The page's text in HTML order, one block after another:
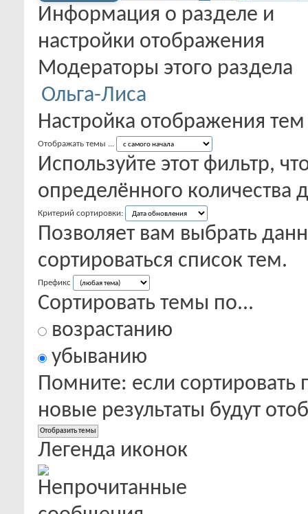
Информация о разделе и
настройки отображения
Модераторы этого раздела
Ольга-Лиса
Настройка отображения тем
Отображать темы ...
Используйте этот фильтр,
определённого количества
Критерий сортировки:
Позволяет вам выбрать
сортироваться список тем.
Префикс
Сортировать темы по...
возрастанию
убыванию
Помните: если
новые результаты будут
Легенда иконок